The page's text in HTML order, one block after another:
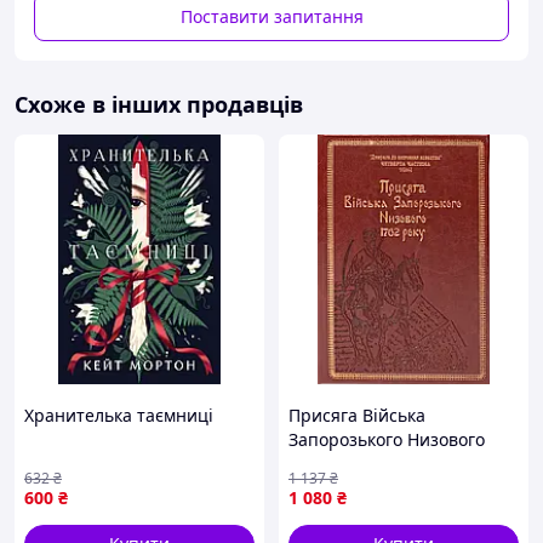
- Післяплата Нової Пошти;
- Кредитною карткою Visa/Mastercard.
Варіанти доставки:
- Нова Пошта;
- Укрпошта.
Поставити запитання
Схоже в інших продавців
Хранителька таємниці
600 ₴
632₴
Присяга Війська
Запорозького Низового
варіант
1 080 ₴
1 137₴